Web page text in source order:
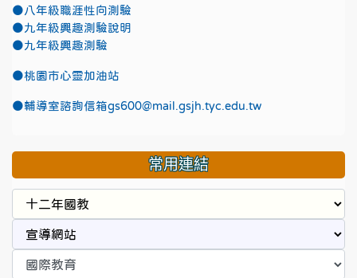
●八年級職涯性向測驗
●九年級興趣測驗說明
●九年級興趣測驗
●桃園市心靈加油站
●輔導室諮詢信箱gs600@mail.gsjh.tyc.edu.tw
常用連結